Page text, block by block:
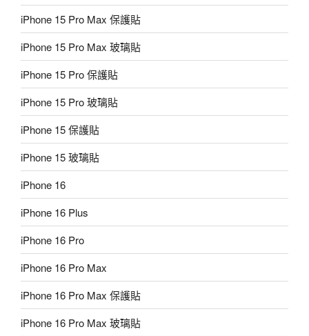
iPhone 15 Pro Max 保護貼
iPhone 15 Pro Max 玻璃貼
iPhone 15 Pro 保護貼
iPhone 15 Pro 玻璃貼
iPhone 15 保護貼
iPhone 15 玻璃貼
iPhone 16
iPhone 16 Plus
iPhone 16 Pro
iPhone 16 Pro Max
iPhone 16 Pro Max 保護貼
iPhone 16 Pro Max 玻璃貼